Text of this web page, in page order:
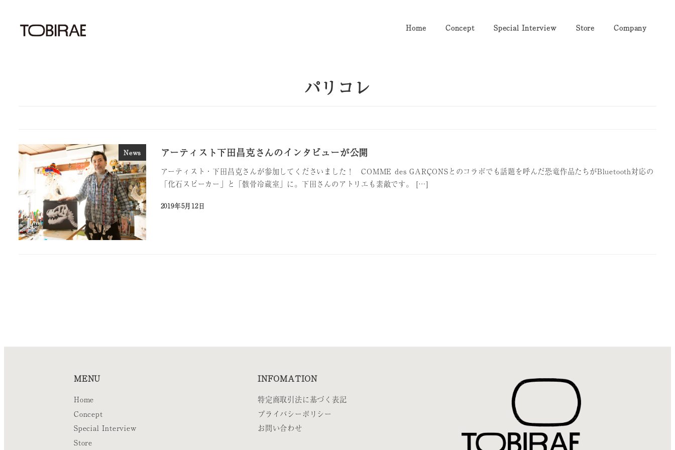
Home Concept Special Interview Store Company
パリコレ
News アーティスト下田昌克さんのインタビューが公開
アーティスト・下田昌克さんが参加してくださいました！ COMME des GARÇONSとのコラボでも話題を呼んだ恐竜作品たちがBluetooth対応の
「化石スピーカー」と「骸骨冷蔵室」に。下田さんのアトリエも素敵です。 […]
2019年5月12日
MENU
Home
Concept
Special Interview
Store
INFOMATION
特定商取引法に基づく表記
プライバシーポリシー
お問い合わせ